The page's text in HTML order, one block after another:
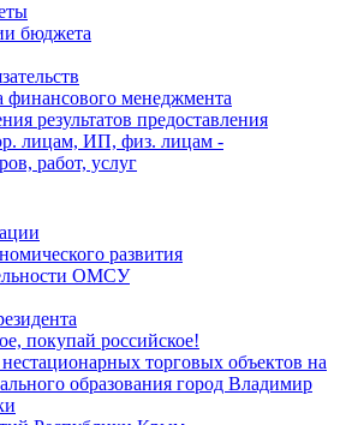
бюджета
финансового менеджмента
результатов предоставления
лицам, ИП, физ. лицам -
работ, услуг
развития
ОМСУ
покупай российское!
торговых объектов на
образования город Владимир